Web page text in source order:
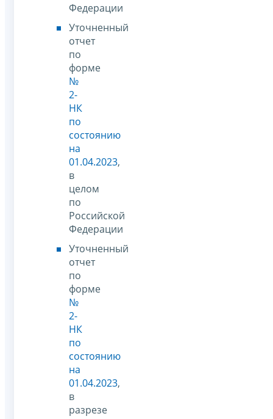
Федерации
Уточненный
отчет
по
форме
№
2-
НК
по
состоянию
на
01.04.2023,
в
целом
по
Российской
Федерации
Уточненный
отчет
по
форме
№
2-
НК
по
состоянию
на
01.04.2023,
в
разрезе